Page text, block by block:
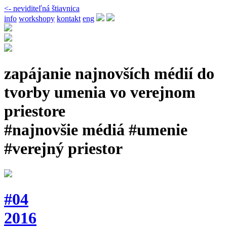
<- neviditeľná štiavnica
info workshopy kontakt eng
zapájanie najnovších médií do
tvorby umenia vo verejnom
priestore
#najnovšie médiá #umenie
#verejný priestor
#04
2016